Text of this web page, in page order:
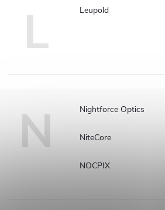
L Leupold
N Nightforce Optics
NiteCore
NOCPIX